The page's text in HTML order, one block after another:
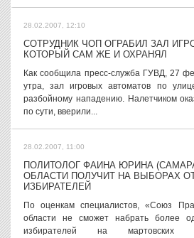
28.02.2007, 12:10
СОТРУДНИК ЧОП ОГРАБИЛ ЗАЛ
КОТОРЫЙ САМ ЖЕ И ОХРАНЯЛ
Как сообщила пресс-служба ГУВД, 27
утра, зал игровых автоматов по
разбойному нападению. Налетчиком
по сути, вверили...
28.02.2007, 11:00
ПОЛИТОЛОГ ФАИНА ЮРИНА
ОБЛАСТИ ПОЛУЧИТ НА ВЫБОРАХ
ИЗБИРАТЕЛЕЙ
По оценкам специалистов, «Союз
области не сможет набрать более
избирателей на мартовских